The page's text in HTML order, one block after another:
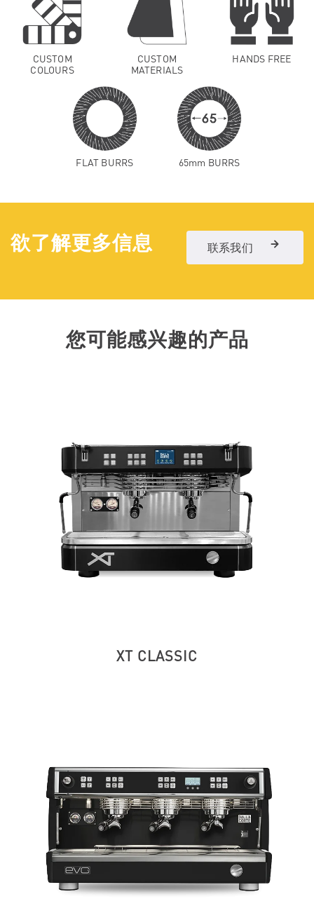
CUSTOM
COLOURS
CUSTOM
MATERIALS
HANDS FREE
FLAT BURRS 65mm BURRS
欲了解更多信息 联系我们
您可能感兴趣的产品
XT CLASSIC